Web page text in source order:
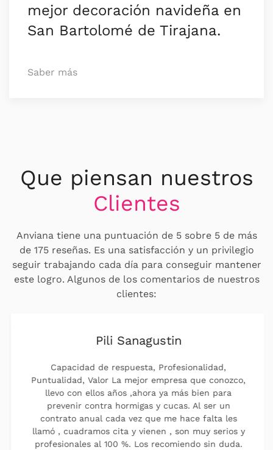
mejor decoración navideña en
San Bartolomé de Tirajana.
Saber más
Que piensan nuestros
Clientes
Anviana tiene una puntuación de 5 sobre 5 de más
de 175 reseñas. Es una satisfacción y un privilegio
seguir trabajando cada día para conseguir mantener
este logro. Algunos de los comentarios de nuestros
clientes:
Pili Sanagustin
Capacidad de respuesta, Profesionalidad,
Puntualidad, Valor La mejor empresa que conozco,
llevo con ellos años ,ahora ya más bien para
prevenir contra hormigas y cucas. Al ser un
contrato anual cada vez que me hace falta les
llamó , cuadramos cita y vienen , son muy serios y
profesionales al 100 %. Los recomiendo sin duda.